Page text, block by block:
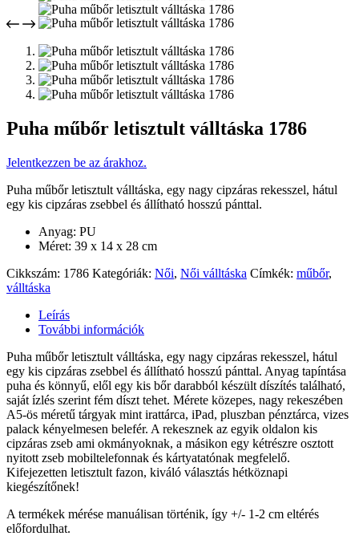
Puha műbőr letisztult válltáska 1786
Jelentkezzen be az árakhoz.
Puha műbőr letisztult válltáska, egy nagy cipzáras rekesszel, hátul
egy kis cipzáras zsebbel és állítható hosszú pánttal.
Anyag: PU
Méret: 39 x 14 x 28 cm
Cikkszám: 1786 Kategóriák: Női, Női válltáska Címkék: műbőr,
válltáska
Leírás
További információk
Puha műbőr letisztult válltáska, egy nagy cipzáras rekesszel, hátul
egy kis cipzáras zsebbel és állítható hosszú pánttal. Anyag tapíntása
puha és könnyű, elől egy kis bőr darabból készült díszítés található,
saját ízlés szerint fém díszt tehet. Mérete közepes, nagy rekeszében
A5-ös méretű tárgyak mint irattárca, iPad, pluszban pénztárca, vizes
palack kényelmesen belefér. A rekesznek az egyik oldalon kis
cipzáras zseb ami okmányoknak, a másikon egy kétrészre osztott
nyitott zseb mobiltelefonnak és kártyatatónak megfelelő.
Kifejezetten letisztult fazon, kiváló választás hétköznapi
kiegészítőnek!
A termékek mérése manuálisan történik, így +/- 1-2 cm eltérés
előfordulhat.